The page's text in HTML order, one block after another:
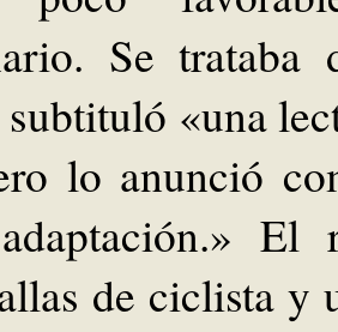
Se
«una
lo anunció
El
de ciclista y